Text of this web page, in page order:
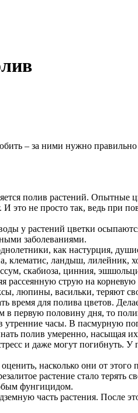
– за ними нужно правильно
полив растений. Опытные
это не просто так, ведь при
у растений цветки
заболеваниями.
как настурция,
клематис, ландыш, лилейник,
скабиоза, цинния,
рассеянную струю на
люпины, васильки, теряют
время для полива цветов.
первую половину дня, то
утренние часы. В пасмурную
полив умеренно, насыщая
и даже могут погибнуть.
насколько они от
растение стало
фунгицидом.
часть растения. После